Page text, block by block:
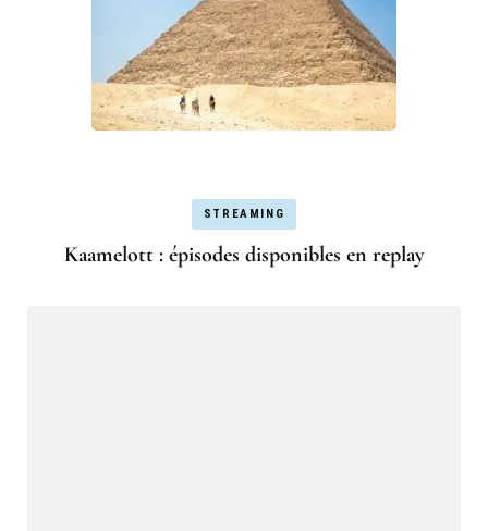
STREAMING
Kaamelott : épisodes disponibles en replay